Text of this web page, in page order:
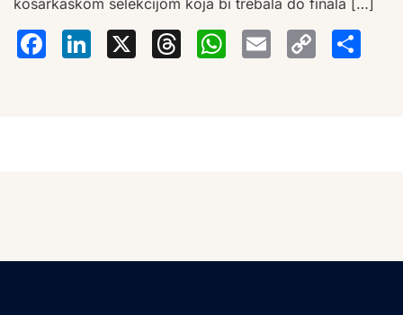
košarkaškom selekcijom koja bi trebala do finala […]
Facebook
LinkedIn
X Threads
Email